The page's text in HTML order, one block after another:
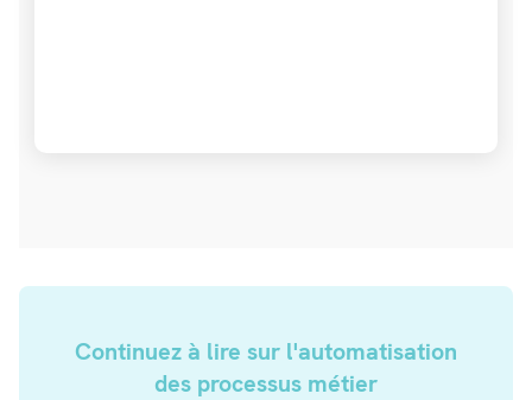
Continuez à lire sur l'automatisation
des processus métier